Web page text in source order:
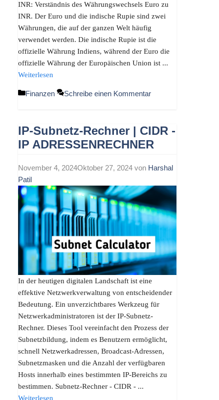
INR: Verständnis des Währungswechsels Euro zu
INR. Der Euro und die indische Rupie sind zwei
Währungen, die auf der ganzen Welt häufig
verwendet werden. Die indische Rupie ist die
offizielle Währung Indiens, während der Euro die
offizielle Währung der Europäischen Union ist ...
Weiterlesen
Kategorien
Finanzen Schreibe einen Kommentar
IP-Subnetz-Rechner | CIDR -
IP ADRESSENRECHNER
November 4, 2024Oktober 27, 2024 von Harshal
Patil
In der heutigen digitalen Landschaft ist eine
effektive Netzwerkverwaltung von entscheidender
Bedeutung. Ein unverzichtbares Werkzeug für
Netzwerkadministratoren ist der IP-Subnetz-
Rechner. Dieses Tool vereinfacht den Prozess der
Subnetzbildung, indem es Benutzern ermöglicht,
schnell Netzwerkadressen, Broadcast-Adressen,
Subnetzmasken und die Anzahl der verfügbaren
Hosts innerhalb eines bestimmten IP-Bereichs zu
bestimmen. Subnetz-Rechner - CIDR - ...
Weiterlesen